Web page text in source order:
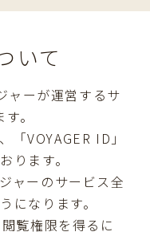
いて
ャーが運営するサ
。
VOYAGER ID」
ります。
ャーのサービス全
になります。
覧権限を得るに